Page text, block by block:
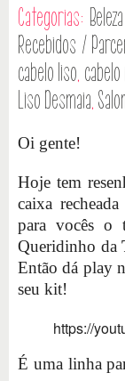
Categorias: Beleza
Recebidos /
cabelo liso,
Liso Desmaia,
Oi gente!
Hoje tem
caixa
para vocês o
Queridinho da
Então dá play
seu kit!
https://
É uma linha